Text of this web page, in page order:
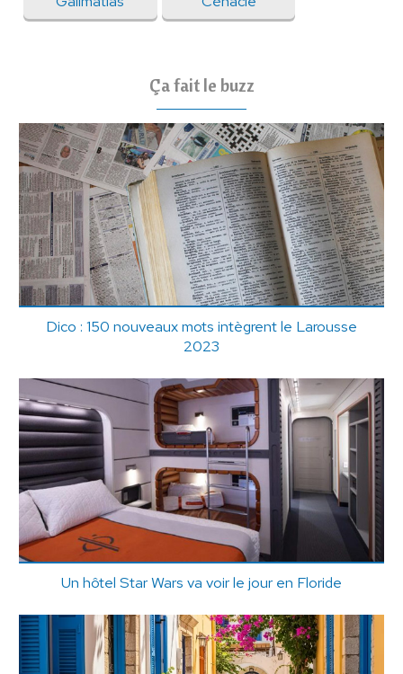
Ça fait le buzz
Dico : 150 nouveaux mots intègrent le Larousse
2023
Un hôtel Star Wars va voir le jour en Floride